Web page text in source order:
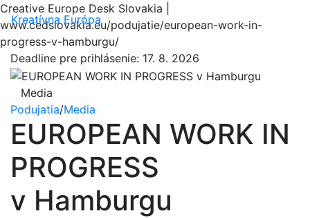
Creative Europe Desk Slovakia |
www.cedslovakia.eu/podujatie/european-work-in-
progress-v-hamburgu/
Kreatívna Európa
Deadline pre prihlásenie: 17. 8. 2026
Media
Podujatia/Media
EUROPEAN WORK IN
PROGRESS
v Hamburgu